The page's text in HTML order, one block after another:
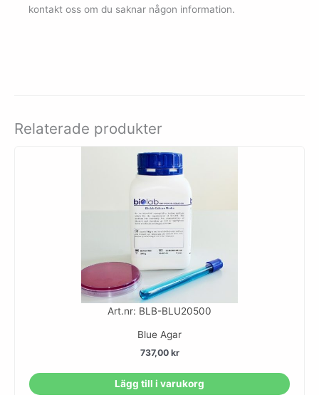
kontakt oss om du saknar någon information.
Relaterade produkter
Art.nr: BLB-BLU20500
Blue Agar
737,00 kr
Lägg till i varukorg